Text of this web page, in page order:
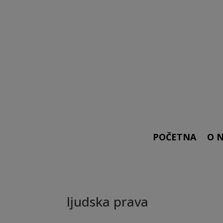
POČETNA O
ljudska prava